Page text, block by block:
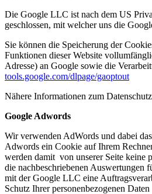
Die Google LLC ist nach dem US
geschlossen, mit welcher uns die
Sie können die Speicherung der
Funktionen dieser Website
Adresse) an Google sowie die
tools.google.com/dlpage/gaoptout
Nähere Informationen zum
Google Adwords
Wir verwenden AdWords und dabei
Adwords ein Cookie auf Ihrem
werden damit von unserer Seite keine
die nachbeschriebenen Auswertungen
mit der Google LLC eine
Schutz Ihrer personenbezogenen